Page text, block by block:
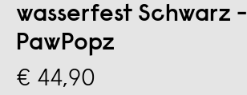
wasserfest Schwarz -
PawPopz
€ 44,90